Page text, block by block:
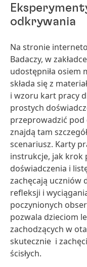
odkrywania
Na stronie
Badaczy, w
udostępniła osiem
składa się z
i wzoru kart pracy
prostych
przeprowadzić pod
znajdą tam
scenariusz. Karty
instrukcje, jak krok
doświadczenia i
zachęcają uczniów
refleksji i
poczynionych
pozwala dzieciom
zachodzących w
skutecznie i
ścisłych.